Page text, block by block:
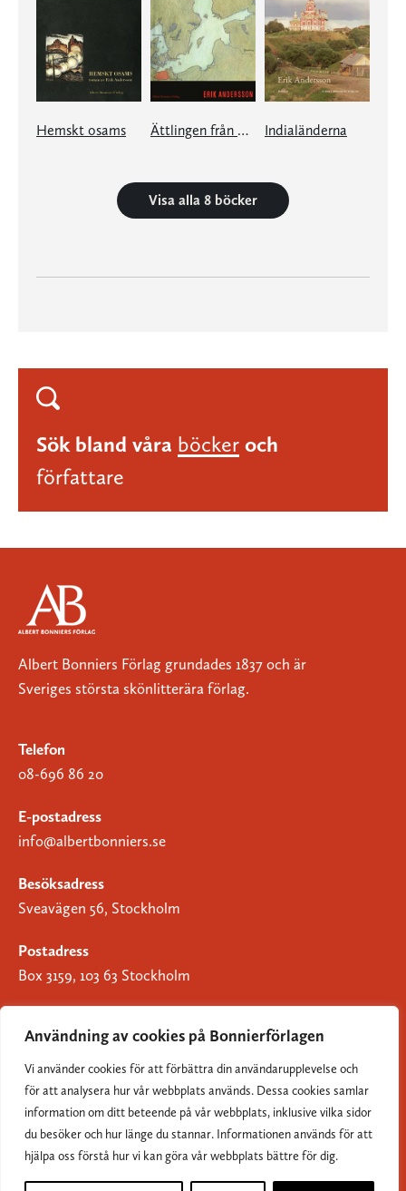
Användning av cookies på Bonnierförlagen
Vi använder cookies för att förbättra din användarupplevelse och
för att analysera hur vår webbplats används. Dessa cookies samlar
information om ditt beteende på vår webbplats, inklusive vilka sidor
du besöker och hur länge du stannar. Informationen används för att
hjälpa oss förstå hur vi kan göra vår webbplats bättre för dig.
Hemskt osams Ättlingen från Mecklenburg Indialänderna
Visa alla 8 böcker
Sök bland våra böcker och
författare
Albert Bonniers Förlag grundades 1837 och är
Sveriges största skönlitterära förlag.
Telefon
08-696 86 20
E-postadress
info@albertbonniers.se
Besöksadress
Sveavägen 56, Stockholm
Postadress
Box 3159, 103 63 Stockholm
Om Bonnierförlagen
Cookies
Integritetspolicy